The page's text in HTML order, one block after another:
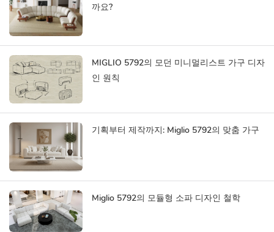
까요?
MIGLIO 5792의 모던 미니멀리스트 가구 디자
인 원칙
기획부터 제작까지: Miglio 5792의 맞춤 가구
Miglio 5792의 모듈형 소파 디자인 철학